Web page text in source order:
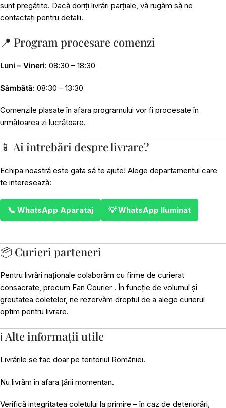
sunt pregătite. Dacă doriți livrări parțiale, vă rugăm să ne
contactați pentru detalii.
📍 Program procesare comenzi
Luni – Vineri: 08:30 – 18:30
Sâmbătă: 08:30 – 13:30
Comenzile plasate în afara programului vor fi procesate în
următoarea zi lucrătoare.
📱 Ai întrebări despre livrare?
Echipa noastră este gata să te ajute! Alege departamentul care
te interesează:
📞 WhatsApp Aparataj 💡 WhatsApp Iluminat
📦 Curieri parteneri
Pentru livrări naționale colaborăm cu firme de curierat
consacrate, precum Fan Courier . În funcție de volumul și
greutatea coletelor, ne rezervăm dreptul de a alege curierul
optim pentru livrare.
ℹ️ Alte informații utile
Livrările se fac doar pe teritoriul României.
Nu livrăm în afara țării momentan.
Verifică integritatea coletului la primire – în caz de deteriorări,